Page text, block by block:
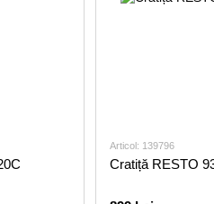
Articol: 139796
Cratiță RESTO